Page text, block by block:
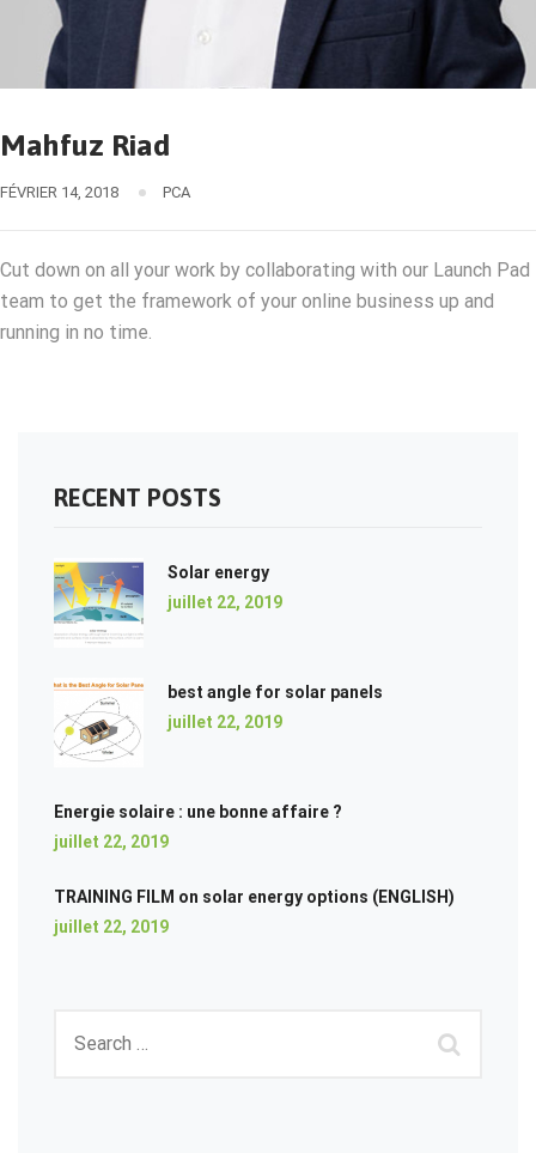
Mahfuz Riad
FÉVRIER 14, 2018 PCA
Cut down on all your work by collaborating with our Launch Pad
team to get the framework of your online business up and
running in no time.
RECENT POSTS
Solar energy
juillet 22, 2019
best angle for solar panels
juillet 22, 2019
Energie solaire : une bonne affaire ?
juillet 22, 2019
TRAINING FILM on solar energy options (ENGLISH)
juillet 22, 2019